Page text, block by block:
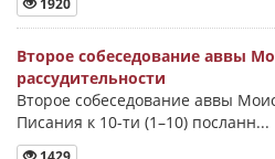
1920
Второе собеседование аввы
рассудительности
Второе собеседование аввы
Писания к 10-ти (1–10) посланн...